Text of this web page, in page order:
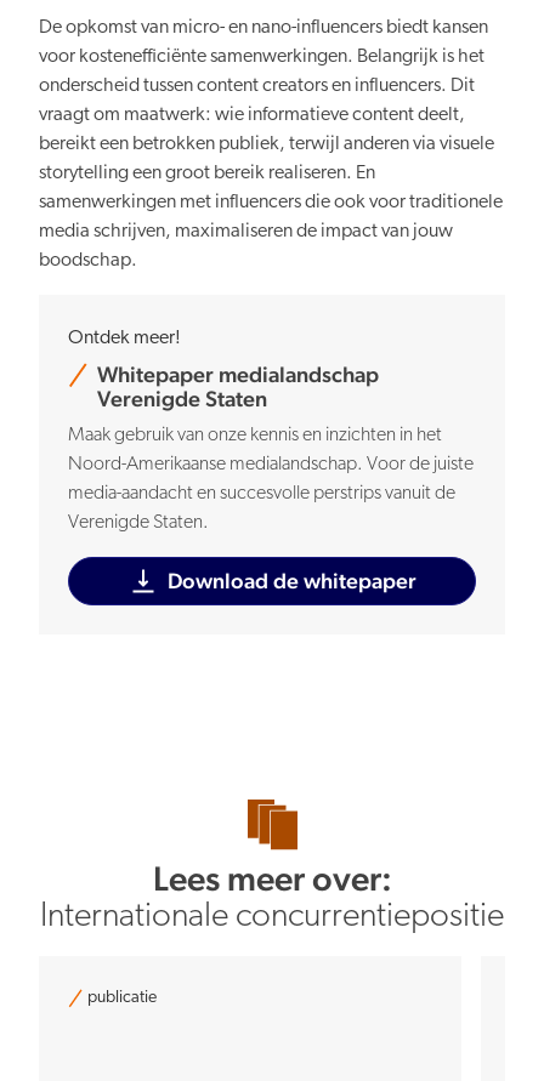
De opkomst van micro- en nano-influencers biedt kansen
voor kostenefficiënte samenwerkingen. Belangrijk is het
onderscheid tussen content creators en influencers. Dit
vraagt om maatwerk: wie informatieve content deelt,
bereikt een betrokken publiek, terwijl anderen via visuele
storytelling een groot bereik realiseren. En
samenwerkingen met influencers die ook voor traditionele
media schrijven, maximaliseren de impact van jouw
boodschap.
Ontdek meer!
Whitepaper medialandschap
Verenigde Staten
Maak gebruik van onze kennis en inzichten in het
Noord-Amerikaanse medialandschap. Voor de juiste
media-aandacht en succesvolle perstrips vanuit de
Verenigde Staten.
Download de whitepaper
Lees meer over:
Internationale concurrentiepositie
publicatie